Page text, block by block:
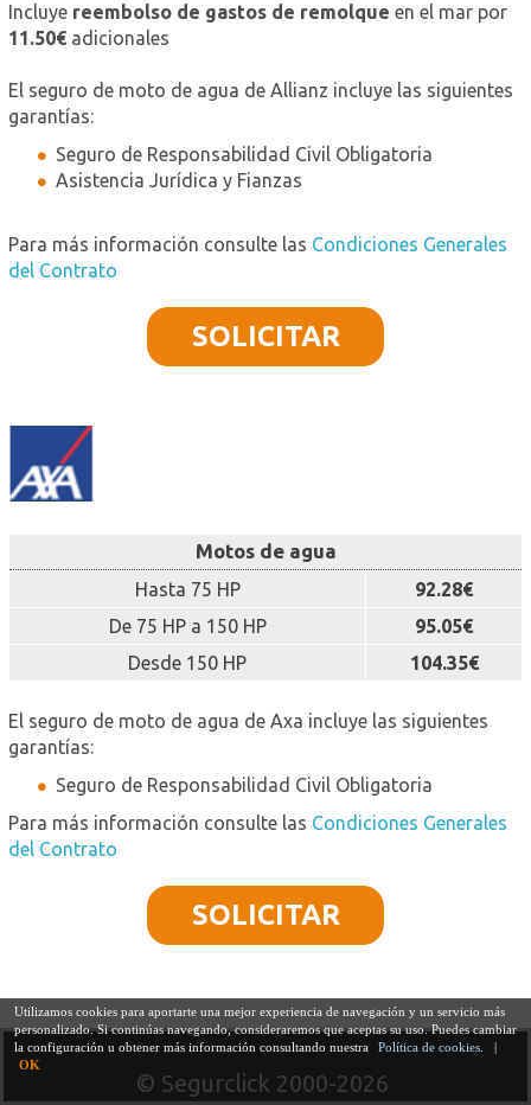
Incluye reembolso de gastos de remolque en el mar por
11.50€ adicionales
El seguro de moto de agua de Allianz incluye las siguientes
garantías:
Seguro de Responsabilidad Civil Obligatoria
Asistencia Jurídica y Fianzas
Para más información consulte las Condiciones Generales
del Contrato
SOLICITAR
Motos de agua
Hasta 75 HP
92.28€
De 75 HP a 150 HP
95.05€
Desde 150 HP
104.35€
El seguro de moto de agua de Axa incluye las siguientes
garantías:
Seguro de Responsabilidad Civil Obligatoria
Para más información consulte las Condiciones Generales
del Contrato
SOLICITAR
Utilizamos cookies para aportarte una mejor experiencia de navegación y un servicio más
personalizado. Si continúas navegando, consideraremos que aceptas su uso. Puedes cambiar
la configuración u obtener más información consultando nuestra
Política de cookies . |
OK
© Segurclick 2000-2026